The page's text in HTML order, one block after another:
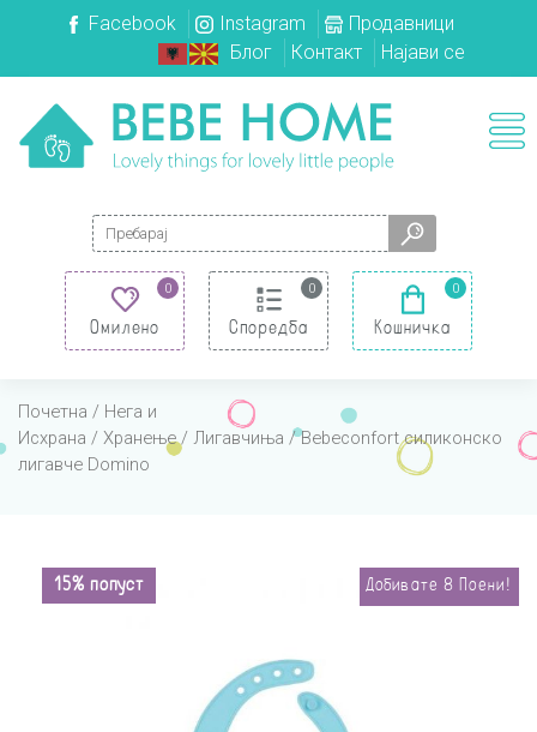
Facebook Instagram
Продавници
Блог
Контакт Најави се
Search for:
0
Омилено
0
Споредба
0
Кошничка
Почетна / Нега и
Исхрана / Хранење/ Лигавчиња / Bebeconfort силиконско
лигавче Domino
15% попуст Добивате8 Поени!